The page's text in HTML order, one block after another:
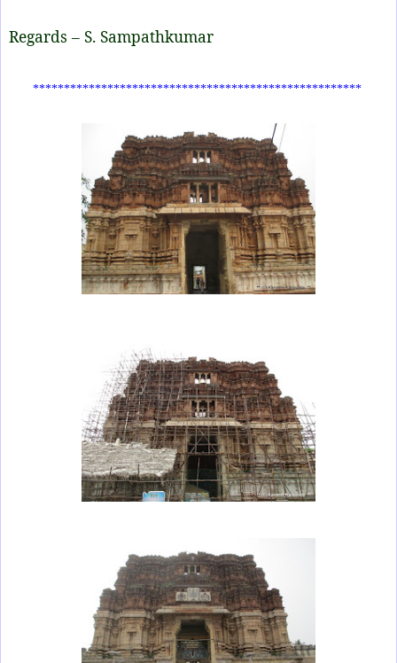
Regards – S. Sampathkumar
*****************************************************